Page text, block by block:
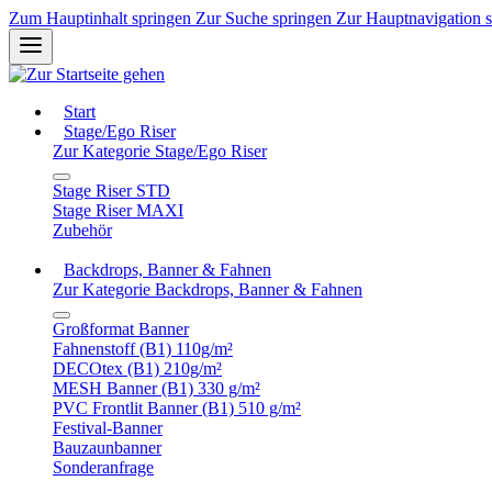
Zum Hauptinhalt springen Zur Suche springen Zur Hauptnavigation
Start
Stage/Ego Riser
Zur Kategorie Stage/Ego Riser
Stage Riser STD
Stage Riser MAXI
Zubehör
Backdrops, Banner & Fahnen
Zur Kategorie Backdrops, Banner & Fahnen
Großformat Banner
Fahnenstoff (B1) 110g/m²
DECOtex (B1) 210g/m²
MESH Banner (B1) 330 g/m²
PVC Frontlit Banner (B1) 510 g/m²
Festival-Banner
Bauzaunbanner
Sonderanfrage